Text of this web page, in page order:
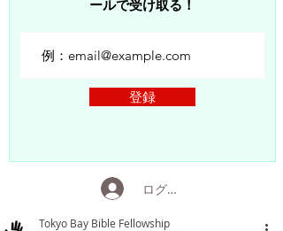
ールで受け取る！
登録
ログイン
Tokyo Bay Bible Fellowship